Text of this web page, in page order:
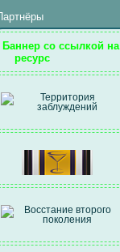
Партнёры
Баннер со ссылкой на
ресурс